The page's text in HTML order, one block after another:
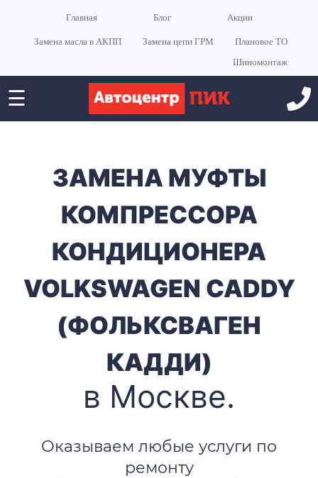
Главная Блог Акции
Замена масла в АКПП Замена цепи ГРМ
Плановое ТО
Шиномонтаж
☰
ЗАМЕНА МУФТЫ
КОМПРЕССОРА
КОНДИЦИОНЕРА
VOLKSWAGEN CADDY
(ФОЛЬКСВАГЕН
КАДДИ)
в Москве.
Оказываем любые услуги по
ремонту